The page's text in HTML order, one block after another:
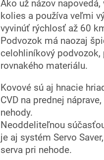
Ako už názov
kolies a používa veľmi
vyvinúť rýchlosť až 60
Podvozok má naozaj
celohliníkový
rovnakého materiálu.
Kovové sú aj hnacie
CVD na prednej
nehody.
Neoddeliteľnou
je aj systém Servo
serva pri nehode.